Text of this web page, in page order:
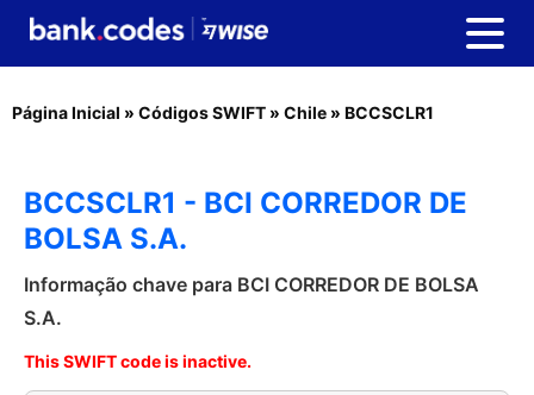
Página Inicial » Códigos SWIFT » Chile » BCCSCLR1
BCCSCLR1 - BCI CORREDOR DE
BOLSA S.A.
Informação chave para BCI CORREDOR DE BOLSA
S.A.
This SWIFT code is inactive.